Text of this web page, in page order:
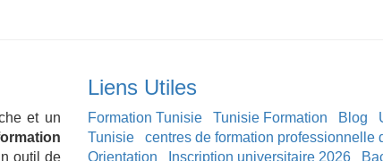
et un
outil de
Liens Utiles
Formation Tunisie Tunisie Formation Blog
Tunisie
centres de formation professionnelle
Orientation
Inscription universitaire 2026